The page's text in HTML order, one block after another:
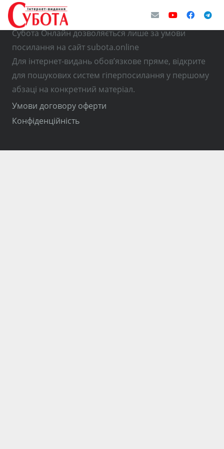
© Використання матеріалів з інтернет-видання
Субота Онлайн дозволяється лише за умови
посилання на сайт subota.online
Для інтернет-видань обов’язкове пряме, відкрите
для пошукових систем гіперпосилання у першому
абзаці на конкретний матеріал.
Умови договору оферти
Конфіденційність